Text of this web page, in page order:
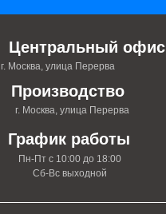
Центральный офис
г. Москва, улица Перерва
График работы
Пн-Пт с 10:00 до 18:00
Сб-Вс выходной
Производство
г. Москва, улица Перерва